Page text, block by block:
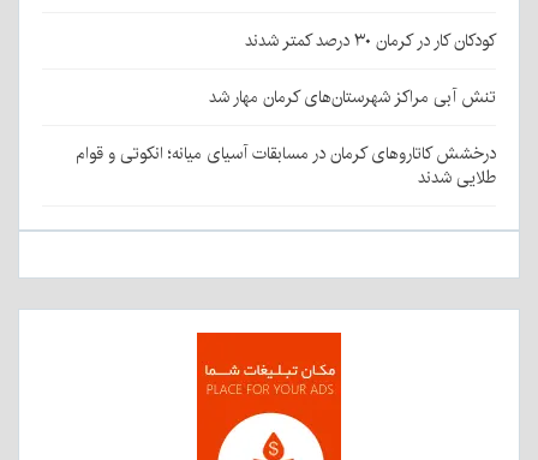
کودکان کار در کرمان ۳۰ درصد کمتر شدند
تنش آبی مراکز شهرستان‌های کرمان مهار شد
درخشش کاتاروهای کرمان در مسابقات آسیای میانه؛ انکوتی و قوام
طلایی شدند